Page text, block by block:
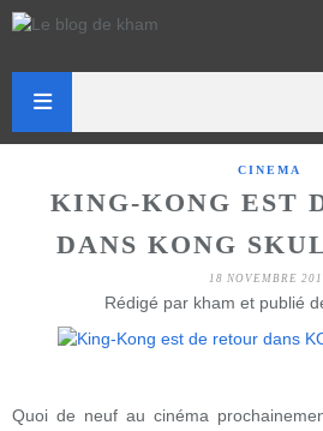
CINEMA
KING-KONG EST
DANS KONG
18 NOVEMBRE
Rédigé par kham et publié
Quoi de neuf au cinéma